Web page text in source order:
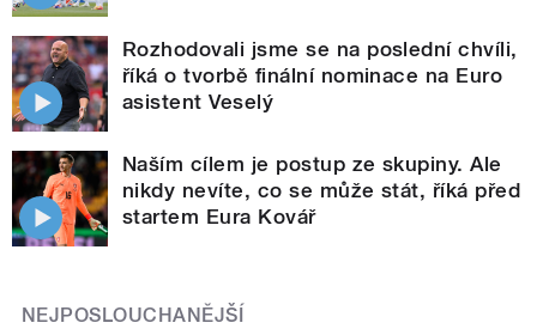
Rozhodovali jsme se na poslední chvíli,
říká o tvorbě finální nominace na Euro
asistent Veselý
Naším cílem je postup ze skupiny. Ale
nikdy nevíte, co se může stát, říká před
startem Eura Kovář
NEJPOSLOUCHANĚJŠÍ